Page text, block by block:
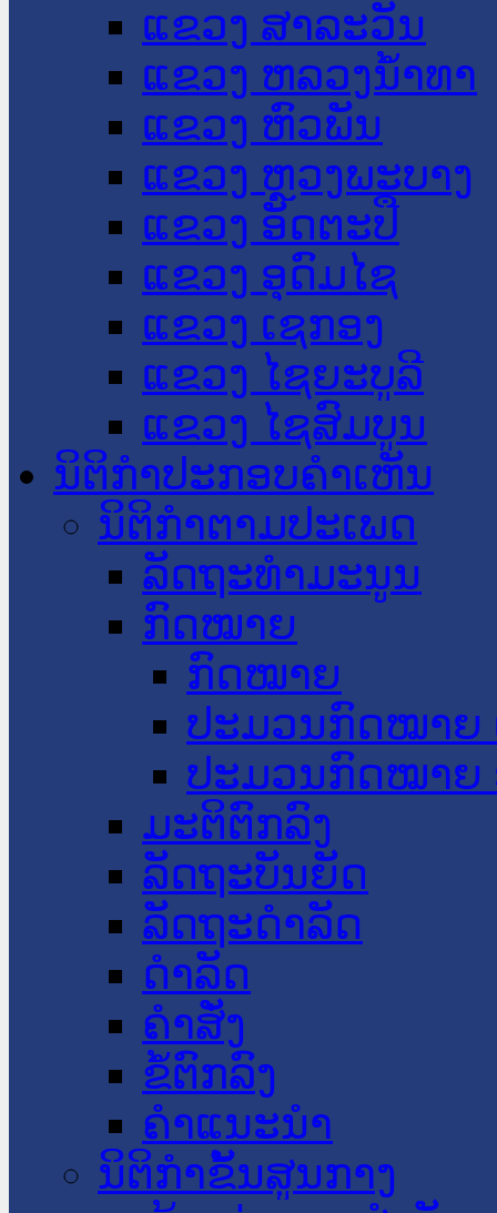
ແຂວງ ສາລະວັນ
ແຂວງ ຫລວງນໍ້າທາ
ແຂວງ ຫົວພັນ
ແຂວງ ຫຼວງພະບາງ
ແຂວງ ອັດຕະປື
ແຂວງ ອຸດົມໄຊ
ແຂວງ ເຊກອງ
ແຂວງ ໄຊຍະບູລີ
ແຂວງ ໄຊສົມບູນ
ນິຕິກໍາປະກອບຄໍາເຫັນ
ນິຕິກໍາຕາມປະເພດ
ລັດຖະທໍາມະນູນ
ກົດໝາຍ
ກົດໝາຍ
ປະມວນກົດໝາຍ
ປະມວນກົດໝາຍ
ມະຕິຕົກລົງ
ລັດຖະບັນຍັດ
ລັດຖະດໍາລັດ
ດໍາລັດ
ຄໍາສັ່ງ
ຂໍ້ຕົກລົງ
ຄໍາແນະນໍາ
ນິຕິກຳຂັ້ນສູນກາງ